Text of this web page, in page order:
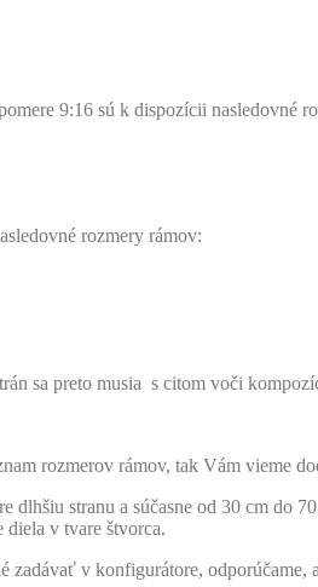
9:16 sú k dispozícii nasledovné
rozmery rámov:
sa preto musia s citom voči
rozmerov rámov, tak Vám vieme
dlhšiu stranu a súčasne od 30 cm do
v tvare štvorca.
zadávať v konfigurátore, odporúčame,